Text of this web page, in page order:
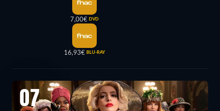
7,00€ DVD
16,93€ BLU-RAY
07